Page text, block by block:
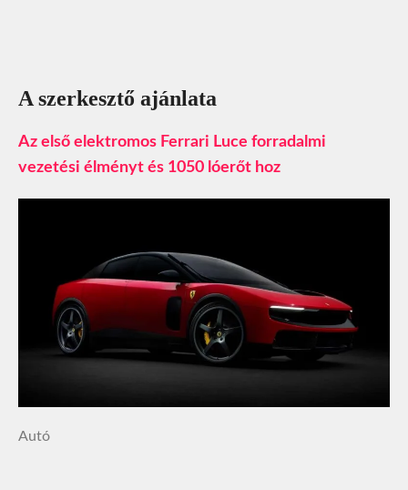
A szerkesztő ajánlata
Az első elektromos Ferrari Luce forradalmi
vezetési élményt és 1050 lóerőt hoz
Autó